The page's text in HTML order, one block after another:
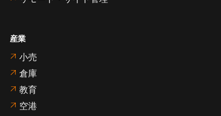
産業
 小売
 倉庫
 教育
 空港